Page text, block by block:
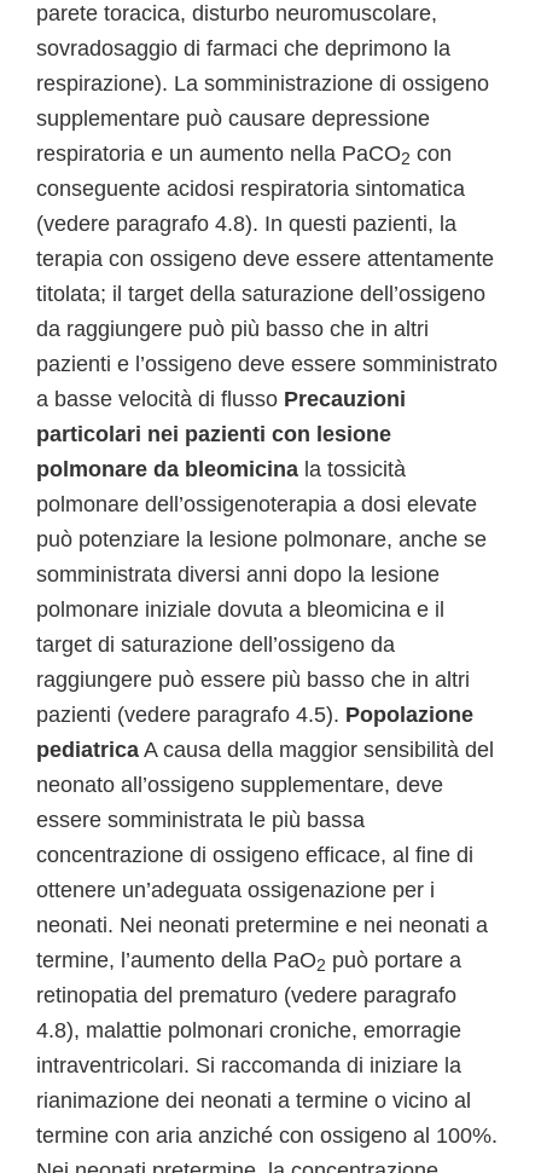
parete toracica, disturbo neuromuscolare,
sovradosaggio di farmaci che deprimono la
respirazione). La somministrazione di ossigeno
supplementare può causare depressione
respiratoria e un aumento nella PaCO2 con
conseguente acidosi respiratoria sintomatica
(vedere paragrafo 4.8). In questi pazienti, la
terapia con ossigeno deve essere attentamente
titolata; il target della saturazione dell’ossigeno
da raggiungere può più basso che in altri
pazienti e l’ossigeno deve essere somministrato
a basse velocità di flusso Precauzioni
particolari nei pazienti con lesione
polmonare da bleomicina la tossicità
polmonare dell’ossigenoterapia a dosi elevate
può potenziare la lesione polmonare, anche se
somministrata diversi anni dopo la lesione
polmonare iniziale dovuta a bleomicina e il
target di saturazione dell’ossigeno da
raggiungere può essere più basso che in altri
pazienti (vedere paragrafo 4.5). Popolazione
pediatrica A causa della maggior sensibilità del
neonato all’ossigeno supplementare, deve
essere somministrata le più bassa
concentrazione di ossigeno efficace, al fine di
ottenere un’adeguata ossigenazione per i
neonati. Nei neonati pretermine e nei neonati a
termine, l’aumento della PaO2 può portare a
retinopatia del prematuro (vedere paragrafo
4.8), malattie polmonari croniche, emorragie
intraventricolari. Si raccomanda di iniziare la
rianimazione dei neonati a termine o vicino al
termine con aria anziché con ossigeno al 100%.